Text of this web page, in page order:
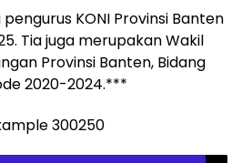
KONI Provinsi Banten
Tia juga merupakan Wakil
Provinsi Banten, Bidang
2020-2024.***